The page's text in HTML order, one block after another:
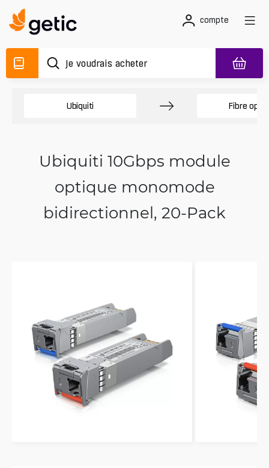
compte
Ubiquiti Fibre
Ubiquiti 10Gbps module
optique monomode
bidirectionnel, 20-Pack